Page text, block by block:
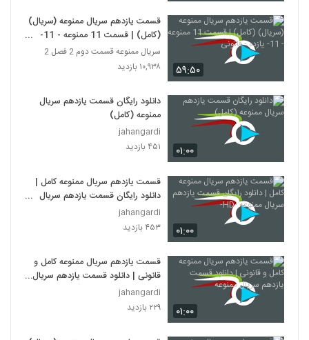
۵۹:۵۰
قسمت یازدهم سریال ممنوعه (سریال)
(کامل) | قسمت 11 ممنوعه - 11-
یازده - قانونی
سریال ممنوعه قسمت دوم 2 فصل 2
۱۰,۹۳۸ بازدید
۰۱:۰۰
دانلود رایگان قسمت یازدهم سریال
ممنوعه (کامل)
jahangardi
۴۵۱ بازدید
۰۱:۰۰
قسمت یازدهم سریال ممنوعه کامل |
دانلود رایگان قسمت یازدهم سریال
ممنوعه -HD-
jahangardi
۴۵۳ بازدید
۰۱:۰۰
قسمت یازدهم سریال ممنوعه کامل و
قانونی | دانلود قسمت یازدهم سریال
ممنوعه
jahangardi
۲۲۹ بازدید